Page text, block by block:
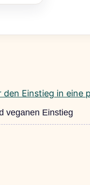
veganen Einstieg